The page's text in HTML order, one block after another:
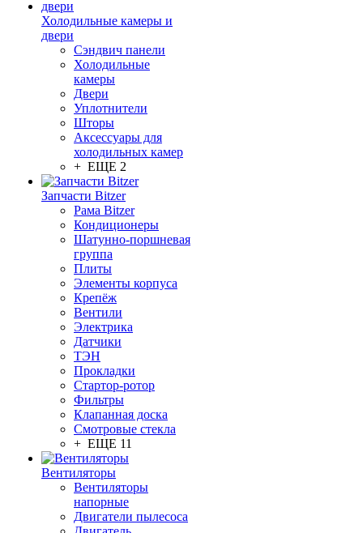
Холодильные камеры и
двери
Сэндвич панели
Холодильные
камеры
Двери
Уплотнители
Шторы
Аксессуары для
холодильных камер
+ ЕЩЕ 2
Запчасти Bitzer
Рама Bitzer
Кондиционеры
Шатунно-поршневая
группа
Плиты
Элементы корпуса
Крепёж
Вентили
Электрика
Датчики
ТЭН
Прокладки
Стартор-ротор
Фильтры
Клапанная доска
Смотровые стекла
+ ЕЩЕ 11
Вентиляторы
Вентиляторы
напорные
Двигатели пылесоса